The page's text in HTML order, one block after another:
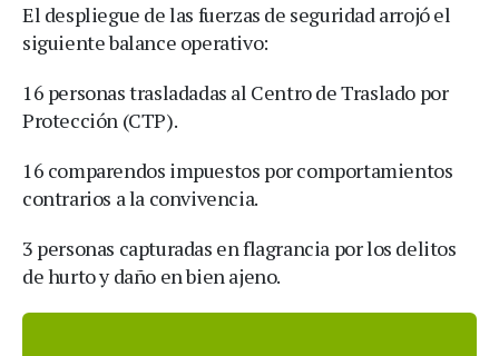
El despliegue de las fuerzas de seguridad arrojó el
siguiente balance operativo:
16 personas trasladadas al Centro de Traslado por
Protección (CTP).
16 comparendos impuestos por comportamientos
contrarios a la convivencia.
3 personas capturadas en flagrancia por los delitos
de hurto y daño en bien ajeno.